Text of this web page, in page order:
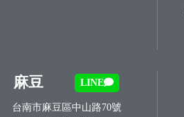
麻豆 LINE
台南市麻豆區中山路70號